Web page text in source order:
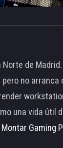
de
no
una vida
Montar Gaming